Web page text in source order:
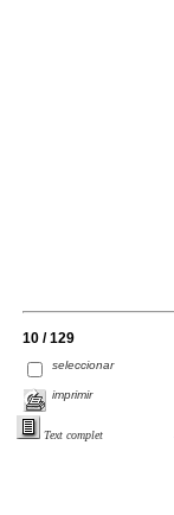
10 / 129
seleccionar
imprimir
Text complet